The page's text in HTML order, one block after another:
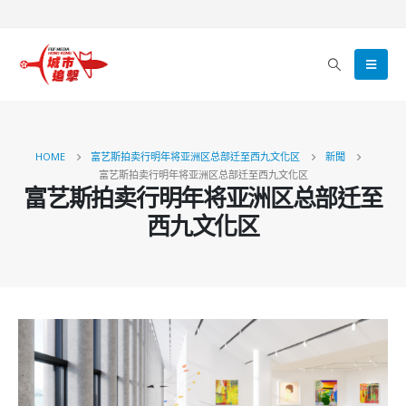
HOME 富艺斯拍卖行明年将亚洲区总部迁至西九文化区
新聞
富艺斯拍卖行明年将亚洲区总部迁至西九文化区
富艺斯拍卖行明年将亚洲区总部迁至
西九文化区